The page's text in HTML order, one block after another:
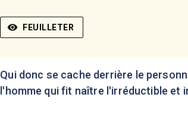
visibility FEUILLETER
Qui donc se cache derrière le
l'homme qui fit naître l'irréductible et